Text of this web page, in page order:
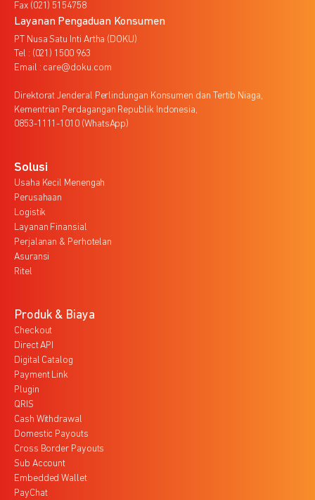
Fax (021) 5154758
Layanan Pengaduan Konsumen
PT Nusa Satu Inti Artha (DOKU)
Tel : (021) 1500 963
Email : care@doku.com
Direktorat Jenderal Perlindungan Konsumen dan Tertib Niaga,
Kementrian Perdagangan Republik Indonesia,
0853-1111-1010 (WhatsApp)
Solusi
Usaha Kecil Menengah
Perusahaan
Logistik
Layanan Finansial
Perjalanan & Perhotelan
Asuransi
Ritel
Produk & Biaya
Checkout
Direct API
Digital Catalog
Payment Link
Plugin
QRIS
Cash Withdrawal
Domestic Payouts
Cross Border Payouts
Sub Account
Embedded Wallet
PayChat